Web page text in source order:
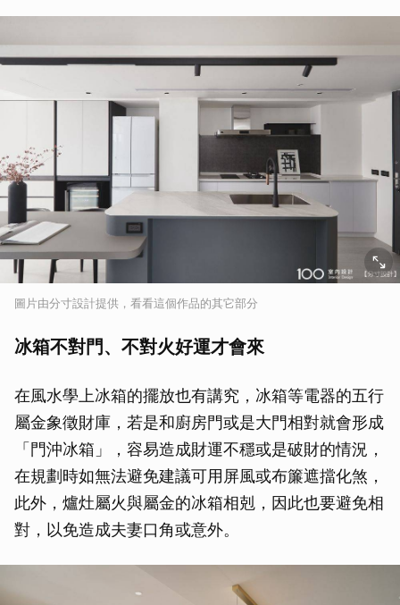
圖片由分寸設計提供，看看這個作品的其它部分
冰箱不對門、不對火好運才會來
在風水學上冰箱的擺放也有講究，冰箱等電器的五行
屬金象徵財庫，若是和廚房門或是大門相對就會形成
「門沖冰箱」，容易造成財運不穩或是破財的情況，
在規劃時如無法避免建議可用屏風或布簾遮擋化煞，
此外，爐灶屬火與屬金的冰箱相剋，因此也要避免相
對，以免造成夫妻口角或意外。
取消